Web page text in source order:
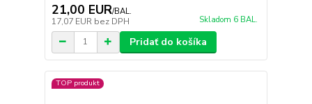
21,00 EUR/BAL.
17,07 EUR bez DPH Skladom 6 BAL.
Pridať do košíka
TOP produkt